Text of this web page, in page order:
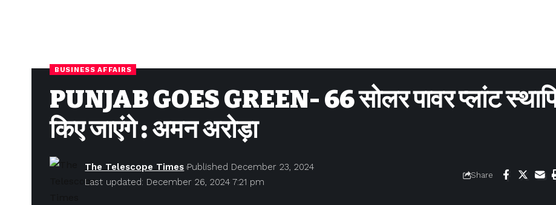
BUSINESS AFFAIRS
PUNJAB GOES GREEN- 66 सोलर पावर प्लांट
किए जाएंगे : अमन अरोड़ा
Last updated: December 26, 2024 7:21 pm
The Telescope Times Published December 23, 2024
Share